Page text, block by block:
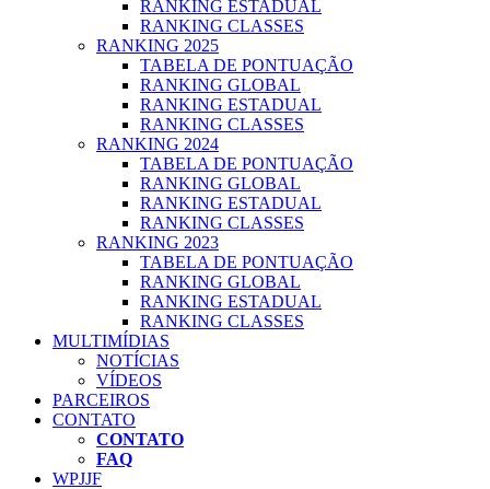
RANKING ESTADUAL
RANKING CLASSES
RANKING 2025
TABELA DE PONTUAÇÃO
RANKING GLOBAL
RANKING ESTADUAL
RANKING CLASSES
RANKING 2024
TABELA DE PONTUAÇÃO
RANKING GLOBAL
RANKING ESTADUAL
RANKING CLASSES
RANKING 2023
TABELA DE PONTUAÇÃO
RANKING GLOBAL
RANKING ESTADUAL
RANKING CLASSES
MULTIMÍDIAS
NOTÍCIAS
VÍDEOS
PARCEIROS
CONTATO
CONTATO
FAQ
WPJJF